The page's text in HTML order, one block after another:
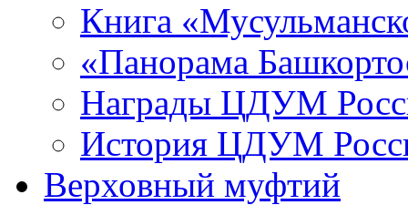
Книга
«Панорама
Награды ЦДУМ
История ЦДУМ
Верховный муфтий